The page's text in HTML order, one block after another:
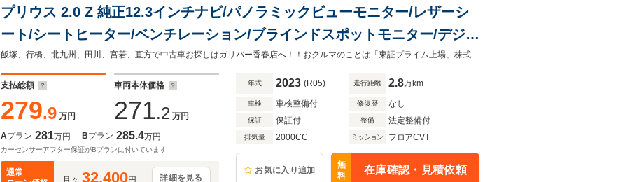
プリウス 2.0 Z 純正12.3インチナビ/パノラミックビューモニター/レザーシ
ート/シートヒーター/ベンチレーション/ブラインドスポットモニター/デジタ
ルインナーミラー/アドバンスドパーク/電子パーキング
飯塚、行橋、北九州、田川、宮若、直方で中古車お探しはガリバー香春店へ！！おクルマのことは「東証プライム上場」株式会社ＩＤＯＭが運営する直営店のガリバー香春店にお任せ！！
支払総額
279.9 万円
車両本体価格
271.2 万円
Aプラン 281万円 Bプラン 285.4万円
カーセンサーアフター保証がBプランに付いています
通常
月々 32,400円 詳細を見る
年式 2023 (R05) 走行距離 2.8万km
車検 車検整備付 修復歴 なし
保証 保証付 整備 法定整備付
排気量 2000CC ミッション フロアCVT
お気に入り追加
無
料
在庫確認・見積依頼